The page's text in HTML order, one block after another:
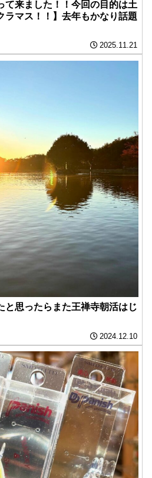
て来ました！！今回の目的は土
ラマス！！】去年もかなり話題
2025.11.21
と思ったらまた王禅寺朝活はじ
2024.12.10